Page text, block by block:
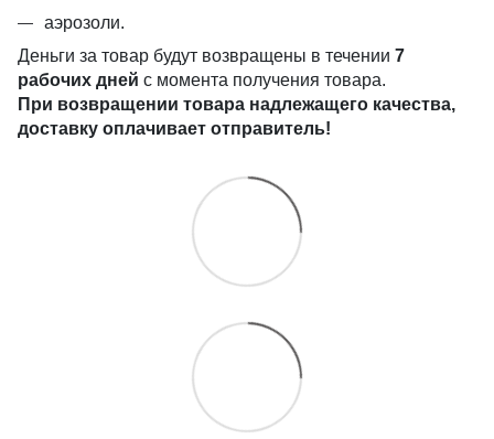
аэрозоли.
Деньги за товар будут возвращены в течении 7
рабочих дней с момента получения товара.
При возвращении товара надлежащего качества,
доставку оплачивает отправитель!